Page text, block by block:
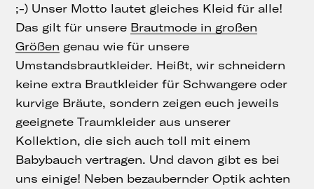
;-) Unser Motto lautet gleiches Kleid für alle!
Das gilt für unsere Brautmode in großen
Größen genau wie für unsere
Umstandsbrautkleider. Heißt, wir schneidern
keine extra Brautkleider für Schwangere oder
kurvige Bräute, sondern zeigen euch jeweils
geeignete Traumkleider aus unserer
Kollektion, die sich auch toll mit einem
Babybauch vertragen. Und davon gibt es bei
uns einige! Neben bezaubernder Optik achten